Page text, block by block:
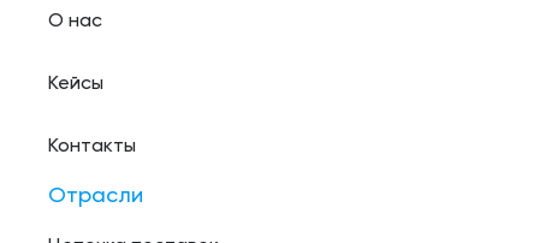
О нас
Кейсы
Контакты
Отрасли